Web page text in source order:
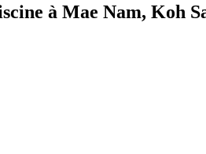
à Mae Nam, Koh